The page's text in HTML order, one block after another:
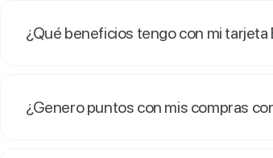
¿Qué beneficios tengo con mi tarjeta
¿Genero puntos con mis compras